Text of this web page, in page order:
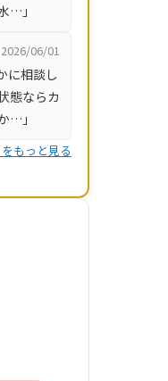
…」
2026/06/01
に相談し
態ならカ
…」
もっと見る